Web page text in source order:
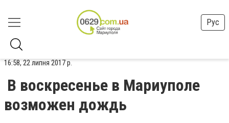
Рус
16:58, 22 липня 2017 р.
В воскресенье в Мариуполе
возможен дождь